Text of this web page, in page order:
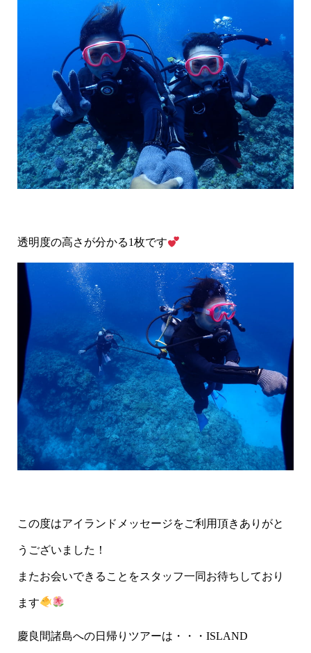
透明度の高さが分かる1枚です
この度はアイランドメッセージをご利用頂きありがと
うございました！
またお会いできることをスタッフ一同お待ちしており
ます
慶良間諸島への日帰りツアーは・・・ISLAND